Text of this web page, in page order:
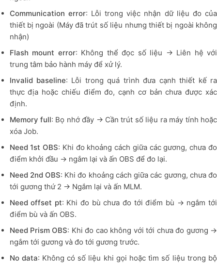
Communication error: Lỗi trong việc nhận dữ liệu đo của
thiết bị ngoài (Máy đã trút số liệu nhưng thiết bị ngoài không
nhận)
Flash mount error: Không thể đọc số liệu → Liên hệ với
trung tâm bảo hành máy để xử lý.
Invalid baseline: Lỗi trong quá trình đưa cạnh thiết kế ra
thực địa hoặc chiếu điểm đo, cạnh cơ bản chưa được xác
định.
Memory full: Bọ nhớ đầy → Cần trút số liệu ra máy tính hoặc
xóa Job.
Need 1st OBS: Khi đo khoảng cách giữa các gương, chưa đo
điểm khởi đầu → ngắm lại và ấn OBS để đo lại.
Need 2nd OBS: Khi đo khoảng cách giữa các gương, chưa đo
tới gương thứ 2 → Ngắm lại và ấn MLM.
Need offset pt: Khi đo bù chưa đo tới điểm bù → ngắm tới
điểm bù và ấn OBS.
Need Prism OBS: Khi đo cao không với tới chưa đo gương →
ngắm tới gương và đo tới gương trước.
No data: Không có số liệu khi gọi hoặc tìm số liệu trong bộ